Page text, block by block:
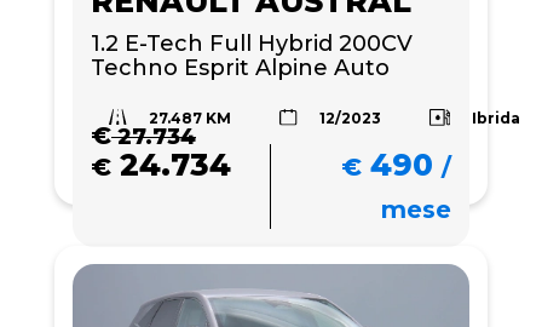
1.2 E-Tech Full Hybrid 200CV
Techno Esprit Alpine Auto
27.487 KM 12/2023 Ibrida
€27.734
€ 24.734 € 490 /
mese